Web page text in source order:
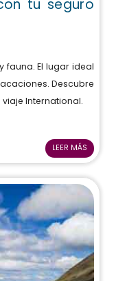
tu seguro
fauna. El lugar ideal
Descubre
International.
LEER MÁS